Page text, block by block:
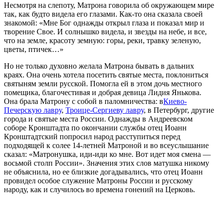
Несмотря на слепоту, Матрона говорила об окружающем мире
так, как будто видела его глазами. Как-то она сказала своей
знакомой: «Мне Бог однажды открыл глаза и показал мир и
творение Свое. И солнышко видела, и звезды на небе, и все,
что на земле, красоту земную: горы, реки, травку зеленую,
цветы, птичек…»
Но не только духовно желала Матрона бывать в дальних
краях. Она очень хотела посетить святые места, поклониться
святыням земли русской. Помогла ей в этом дочь местного
помещика, благочестивая и добрая девица Лидия Янькова.
Она брала Матрону с собой в паломничества: вКиево-
Печерскую лавру, Троице-Сергиеву лавру, в Петербург, другие
города и святые места России. Однажды в Андреевском
соборе Кронштадта по окончании службы отец Иоанн
Кронштадтский попросил народ расступиться перед
подходящей к солее 14-летней Матроной и во всеуслышание
сказал: «Матронушка, иди-иди ко мне. Вот идет моя смена —
восьмой столп России». Значения этих слов матушка никому
не объяснила, но ее близкие догадывались, что отец Иоанн
провидел особое служение Матроны России и русскому
народу, как и случилось во времена гонений на Церковь.